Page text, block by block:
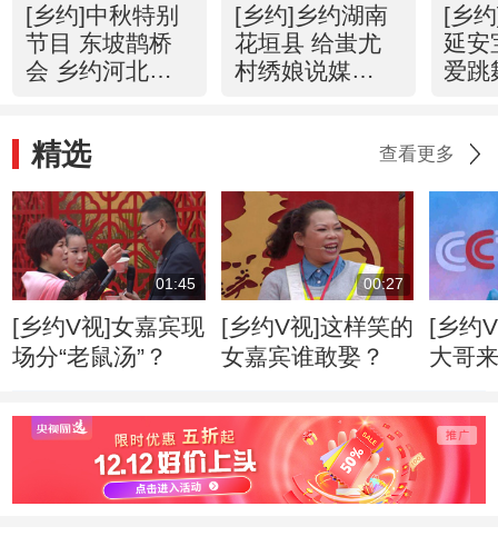
[乡约]中秋特别
节目 东坡鹊桥
会 乡约河北平
[乡约]乡约湖南
花垣县 给蚩尤
村绣娘说媒
[乡
延安
爱跳
精选 查看更多
01:45
[乡约V视]女嘉宾现
场分“老鼠汤”？
00:27
[乡约V视]这样笑的
女嘉宾谁敢娶？
[乡约
大哥